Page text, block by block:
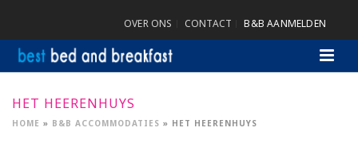
OVER ONS CONTACT B&B AANMELDEN
HET HEERENHUYS
HOME » B&B ACCOMMODATIES » HET HEERENHUYS